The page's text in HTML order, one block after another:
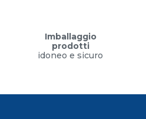
Imballaggio
prodotti
idoneo e sicuro